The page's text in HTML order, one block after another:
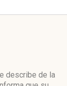
describe de la